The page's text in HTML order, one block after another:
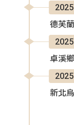
2025
德芙
2025
卓溪
2025
新北